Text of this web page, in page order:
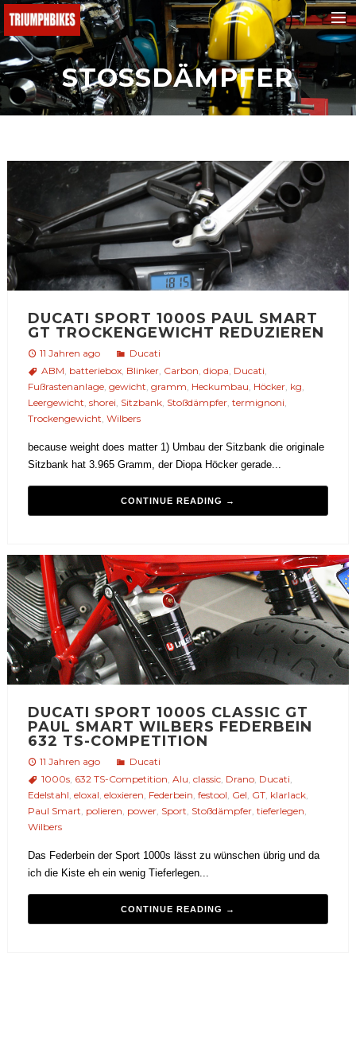
BMW
Ducati
Triumph
Fantic
Honda
e-bikes
STOSSDÄMPFER
DUCATI SPORT 1000S PAUL SMART
GT TROCKENGEWICHT REDUZIEREN
11 Jahren ago
Ducati
ABM, batteriebox, Blinker, Carbon, diopa, Ducati,
Fußrastenanlage, gewicht, gramm, Heckumbau, Höcker, kg,
Leergewicht, shorei, Sitzbank, Stoßdämpfer, termignoni,
Trockengewicht, Wilbers
because weight does matter 1) Umbau der Sitzbank die originale
Sitzbank hat 3.965 Gramm, der Diopa Höcker gerade...
CONTINUE READING →
DUCATI SPORT 1000S CLASSIC GT
PAUL SMART WILBERS FEDERBEIN
632 TS-COMPETITION
11 Jahren ago
Ducati
1000s, 632 TS-Competition, Alu, classic, Drano, Ducati,
Edelstahl, eloxal, eloxieren, Federbein, festool, Gel, GT, klarlack,
Paul Smart, polieren, power, Sport, Stoßdämpfer, tieferlegen,
Wilbers
Das Federbein der Sport 1000s lässt zu wünschen übrig und da
ich die Kiste eh ein wenig Tieferlegen...
CONTINUE READING →